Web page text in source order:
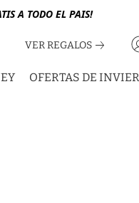
A TODO EL PAIS!
VER REGALOS
OFERTAS DE